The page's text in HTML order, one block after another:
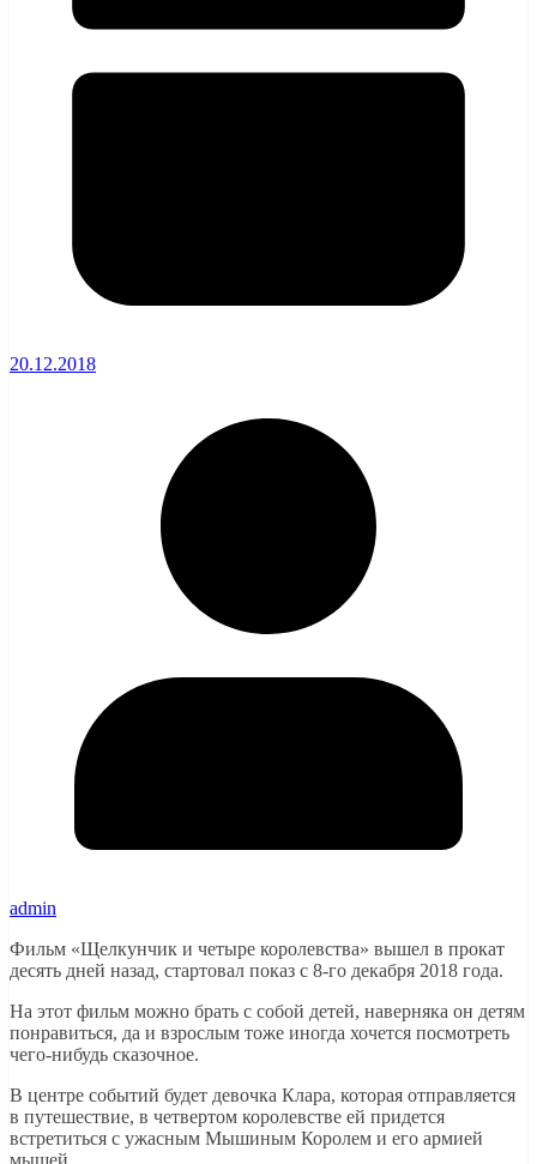
20.12.2018
admin
Фильм «Щелкунчик и четыре королевства» вышел в прокат
десять дней назад, стартовал показ с 8-го декабря 2018 года.
На этот фильм можно брать с собой детей, наверняка он детям
понравиться, да и взрослым тоже иногда хочется посмотреть
чего-нибудь сказочное.
В центре событий будет девочка Клара, которая отправляется
в путешествие, в четвертом королевстве ей придется
встретиться с ужасным Мышиным Королем и его армией
мышей.